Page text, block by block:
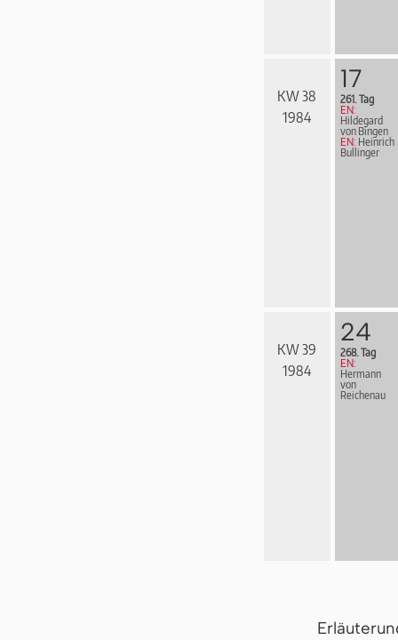
KW 38
1984
17
261. Tag
EN:
Hildegard
von Bingen
EN: Heinrich
Bullinger
KW 39
1984
24
268. Tag
EN:
Hermann
von
Reichenau